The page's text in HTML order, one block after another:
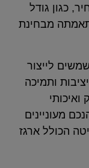
כגון גודל
מבחינת
לייצור
ותמיכה
מעוניינים
הכולל ארגז